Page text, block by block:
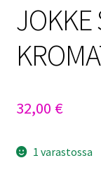
JOKKE
32,00 €
1 varastossa